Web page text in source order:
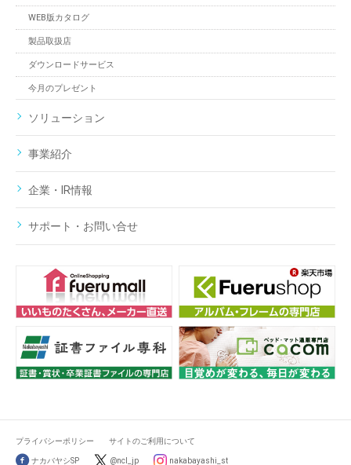
WEB版カタログ
製品取扱店
ダウンロードサービス
今月のプレゼント
ソリューション
事業紹介
企業・IR情報
サポート・お問い合せ
プライバシーポリシー サイトのご利用について
ナカバヤシSP @ncl_jp nakabayashi_st